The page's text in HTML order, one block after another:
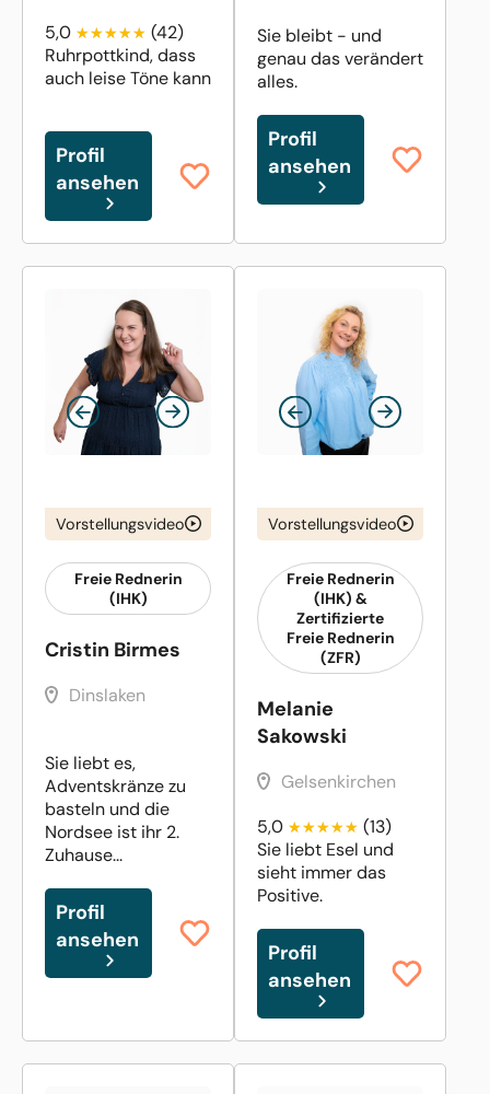
5,0
(42)
Ruhrpottkind, dass
auch leise Töne kann
Profil
ansehen
Sie bleibt - und
genau das verändert
alles.
Profil
ansehen
Vorstellungsvideo
Freie Rednerin
(IHK)
Cristin Birmes
Dinslaken
Sie liebt es,
Adventskränze zu
basteln und die
Nordsee ist ihr 2.
Zuhause...
Profil
ansehen
Vorstellungsvideo
Freie Rednerin
(IHK) &
Zertifizierte
Freie Rednerin
(ZFR)
Melanie
Sakowski
Gelsenkirchen
5,0
(13)
Sie liebt Esel und
sieht immer das
Positive.
Profil
ansehen